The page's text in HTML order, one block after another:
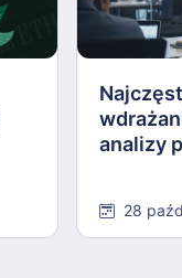
analizy
28